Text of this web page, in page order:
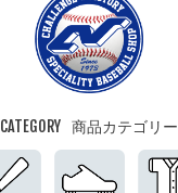
CATEGORY 商品カテゴリー